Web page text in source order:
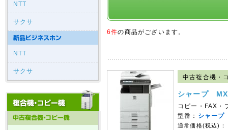
NTT
サクサ
NTT
サクサ
6件の商品がございます。
中古複合機・
シャープ
コピー・FAX・
型番： シャー
通常価格(税込)：